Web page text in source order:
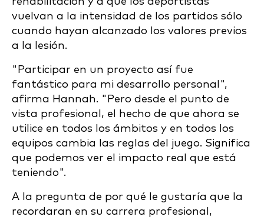
vuelvan a la intensidad de los partidos sólo
cuando hayan alcanzado los valores previos
a la lesión.
"Participar en un proyecto así fue
fantástico para mi desarrollo personal",
afirma Hannah. "Pero desde el punto de
vista profesional, el hecho de que ahora se
utilice en todos los ámbitos y en todos los
equipos cambia las reglas del juego. Significa
que podemos ver el impacto real que está
teniendo".
A la pregunta de por qué le gustaría que la
recordaran en su carrera profesional,